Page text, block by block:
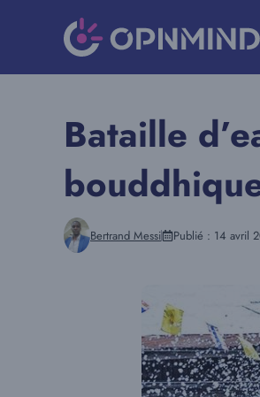
Bataille
Bertrand Messi Publié : 14 avril